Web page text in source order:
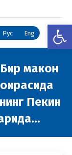
Рус Eng
макон
Пекин